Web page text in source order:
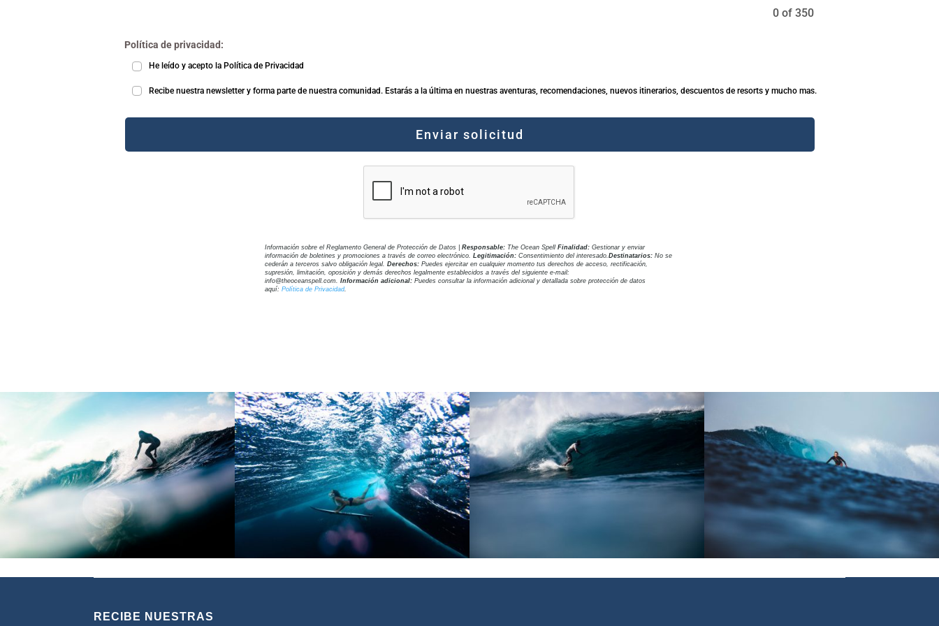
0 of 350
Política de privacidad:
He leído y acepto la Política de Privacidad
Recibe nuestra newsletter y forma parte de nuestra comunidad. Estarás a la última en nuestras aventuras, recomendaciones, nuevos itinerarios, descuentos de resorts y mucho mas.
Enviar solicitud
Información sobre el Reglamento General de Protección de Datos Responsable: The Ocean Spell Finalidad: Gestionar y enviar
información de boletines y promociones a través de correo electrónico. Legitimación: Consentimiento del interesado.Destinatarios: No se
cederán a terceros salvo obligación legal. Derechos: Puedes ejercitar en cualquier momento tus derechos de acceso, rectificación,
supresión, limitación, oposición y demás derechos legalmente establecidos a través del siguiente e-mail:
info@theoceanspell.com. Información adicional: Puedes consultar la información adicional y detallada sobre protección de datos
aquí: Política de Privacidad.
RECIBE NUESTRAS